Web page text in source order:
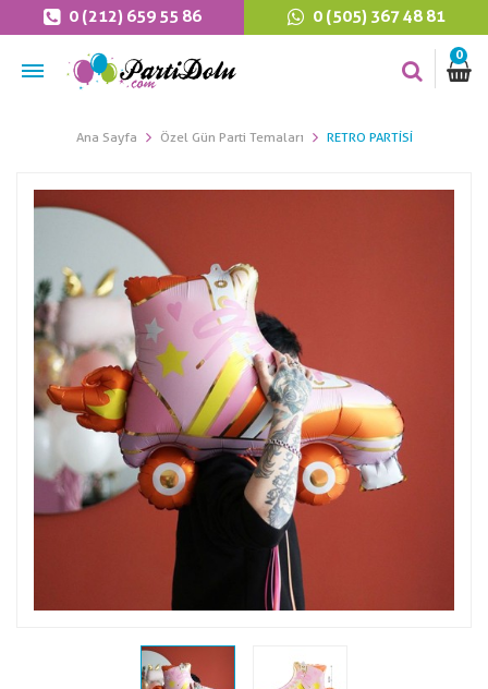
0 (212) 659 55 86 0 (505) 367 48 81
0
Ana Sayfa Özel Gün Parti Temaları RETRO PARTISI